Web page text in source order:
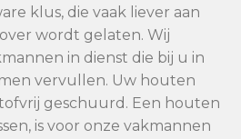
klus, die vaak liever aan
wordt gelaten. Wij
in dienst die bij u in
vervullen. Uw houten
geschuurd. Een houten
is voor onze vakmannen